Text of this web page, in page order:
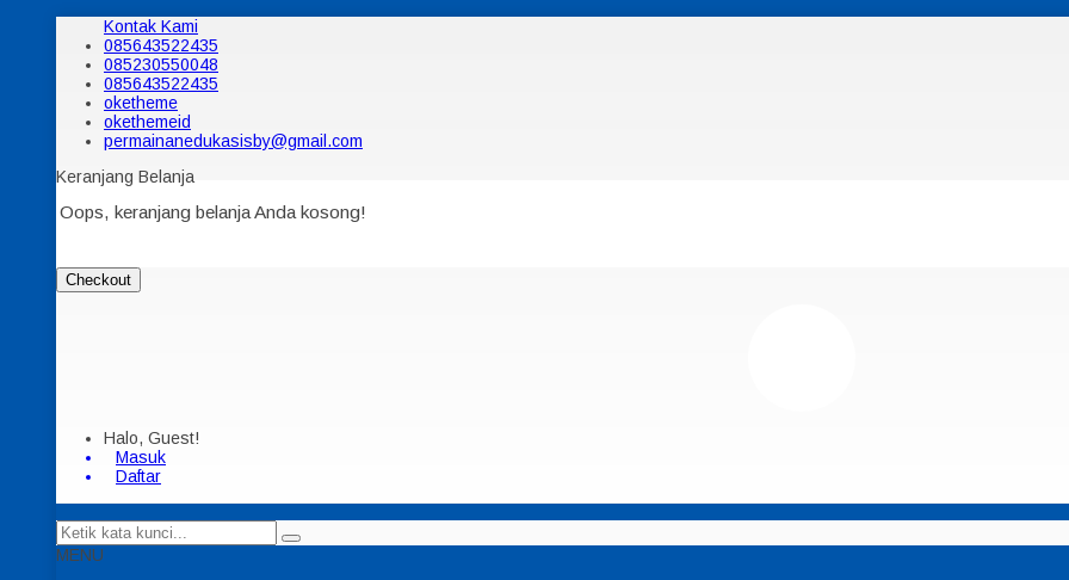
Kontak Kami
085643522435
085230550048
085643522435
oketheme
okethemeid
permainanedukasisby@gmail.com
Keranjang Belanja
Oops, keranjang belanja Anda kosong!
Checkout
Halo, Guest!
Masuk
Daftar
MENU